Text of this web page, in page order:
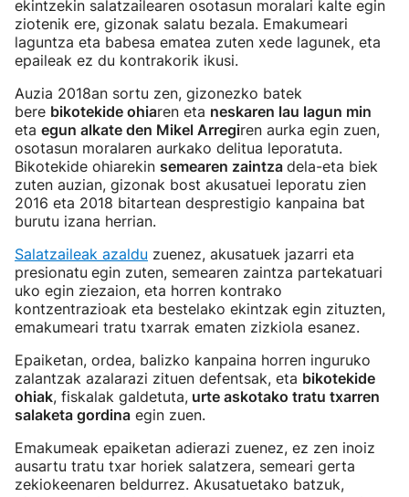
ekintzekin salatzailearen osotasun moralari kalte egin
ziotenik ere, gizonak salatu bezala. Emakumeari
laguntza eta babesa ematea zuten xede lagunek, eta
epaileak ez du kontrakorik ikusi.
Auzia 2018an sortu zen, gizonezko batek
bere bikotekide ohiaren eta neskaren lau lagun min
eta egun alkate den Mikel Arregiren aurka egin zuen,
osotasun moralaren aurkako delitua leporatuta.
Bikotekide ohiarekin semearen zaintza dela-eta biek
zuten auzian, gizonak bost akusatuei leporatu zien
2016 eta 2018 bitartean desprestigio kanpaina bat
burutu izana herrian.
Salatzaileak azaldu zuenez, akusatuek jazarri eta
presionatu egin zuten, semearen zaintza partekatuari
uko egin ziezaion, eta horren kontrako
kontzentrazioak eta bestelako ekintzak egin zituzten,
emakumeari tratu txarrak ematen zizkiola esanez.
Epaiketan, ordea, balizko kanpaina horren inguruko
zalantzak azalarazi zituen defentsak, eta bikotekide
ohiak, fiskalak galdetuta, urte askotako tratu txarren
salaketa gordina egin zuen.
Emakumeak epaiketan adierazi zuenez, ez zen inoiz
ausartu tratu txar horiek salatzera, semeari gerta
zekiokeenaren beldurrez. Akusatuetako batzuk,